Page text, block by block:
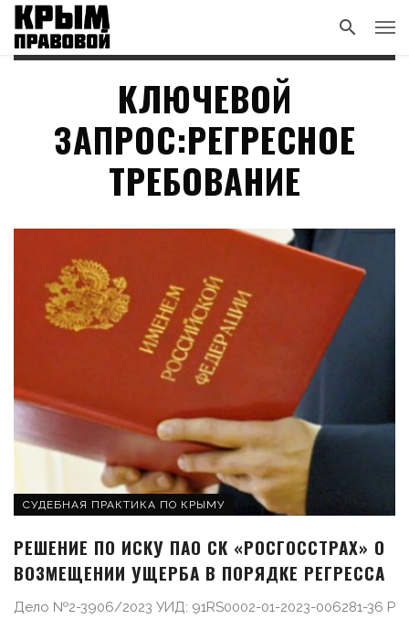
КЛЮЧЕВОЙ
ЗАПРОС:РЕГРЕСНОЕ
ТРЕБОВАНИЕ
СУДЕБНАЯ ПРАКТИКА ПО КРЫМУ
РЕШЕНИЕ ПО ИСКУ ПАО СК «РОСГОССТРАХ» О
ВОЗМЕЩЕНИИ УЩЕРБА В ПОРЯДКЕ РЕГРЕССА
Дело №2-3906/2023 УИД: 91RS0002-01-2023-006281-36 Р